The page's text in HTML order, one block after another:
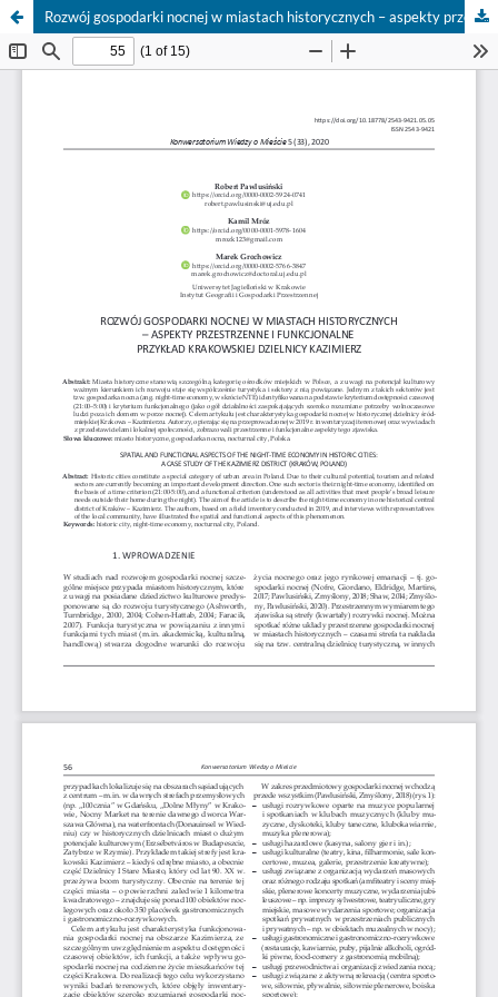
Rozwój gospodarki nocnej w miastach historycznych – aspekty przestrzenne i funkcjonalne. Przykład krakowskiej dzielnicy Kazimierz